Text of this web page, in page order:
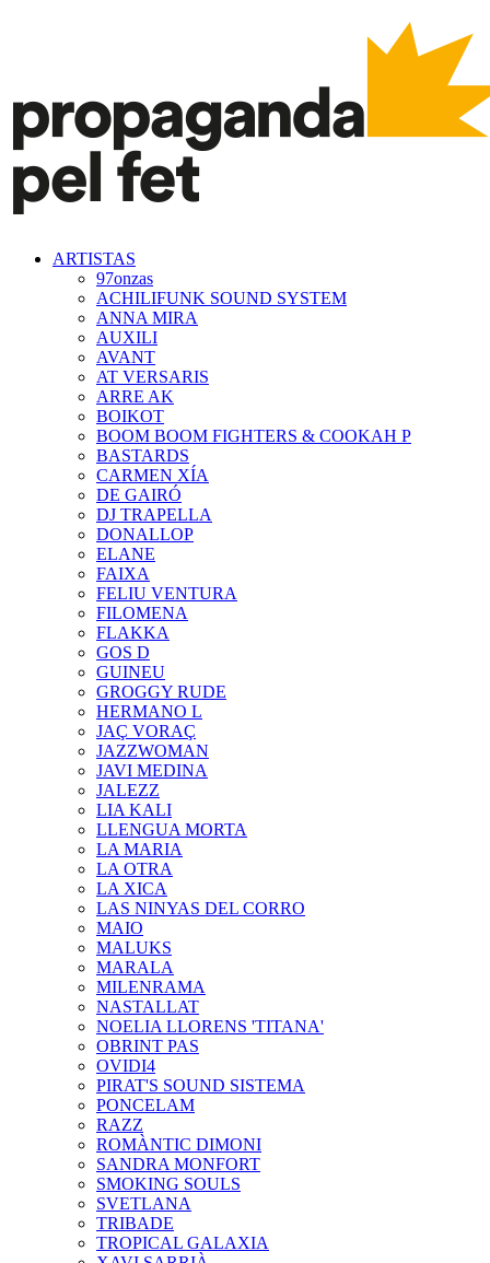
ARTISTAS
97onzas
ACHILIFUNK SOUND SYSTEM
ANNA MIRA
AUXILI
AVANT
AT VERSARIS
ARRE AK
BOIKOT
BOOM BOOM FIGHTERS & COOKAH P
BASTARDS
CARMEN XÍA
DE GAIRÓ
DJ TRAPELLA
DONALLOP
ELANE
FAIXA
FELIU VENTURA
FILOMENA
FLAKKA
GOS D
GUINEU
GROGGY RUDE
HERMANO L
JAÇ VORAÇ
JAZZWOMAN
JAVI MEDINA
JALEZZ
LIA KALI
LLENGUA MORTA
LA MARIA
LA OTRA
LA XICA
LAS NINYAS DEL CORRO
MAIO
MALUKS
MARALA
MILENRAMA
NASTALLAT
NOELIA LLORENS 'TITANA'
OBRINT PAS
OVIDI4
PIRAT'S SOUND SISTEMA
PONCELAM
RAZZ
ROMÀNTIC DIMONI
SANDRA MONFORT
SMOKING SOULS
SVETLANA
TRIBADE
TROPICAL GALAXIA